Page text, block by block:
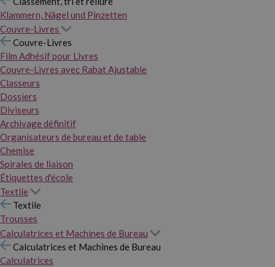
Klammern, Nägel und Pinzetten
Couvre-Livres
Couvre-Livres
Film Adhésif pour Livres
Couvre-Livres avec Rabat Ajustable
Classeurs
Dossiers
Diviseurs
Archivage définitif
Organisateurs de bureau et de table
Chemise
Spirales de liaison
Étiquettes d'école
Textile
Textile
Trousses
Calculatrices et Machines de Bureau
Calculatrices et Machines de Bureau
Calculatrices